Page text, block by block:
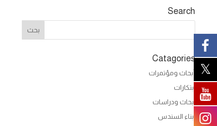
Search
Catagories
أبحاث ومؤتمرات
ابتكارات
ابحاث ودراسات
ابناء السندس